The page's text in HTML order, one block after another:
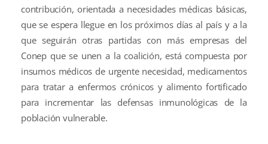
contribución, orientada a necesidades médicas básicas,
que se espera llegue en los próximos días al país y a la
que seguirán otras partidas con más empresas del
Conep que se unen a la coalición, está compuesta por
insumos médicos de urgente necesidad, medicamentos
para tratar a enfermos crónicos y alimento fortificado
para incrementar las defensas inmunológicas de la
población vulnerable.